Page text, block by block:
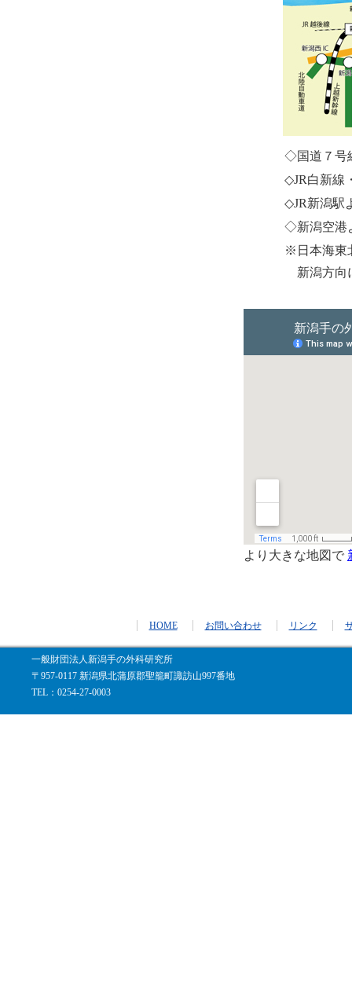
◇国道７号
◇JR白新線
◇JR新潟駅
◇新潟空港
※日本海東
新潟方向
より大きな地図で
HOME お問い合わせ リンク
一般財団法人新潟手の外科研究所
〒957-0117 新潟県北蒲原郡聖籠町諏訪山997番地
TEL：0254-27-0003